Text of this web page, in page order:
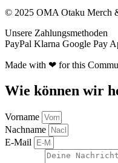
© 2025 OMA Otaku Merch
Unsere Zahlungsmethoden
PayPal Klarna Google Pay
Made with ❤ for this
Wie können wir
Vorname
Nachname
E-Mail